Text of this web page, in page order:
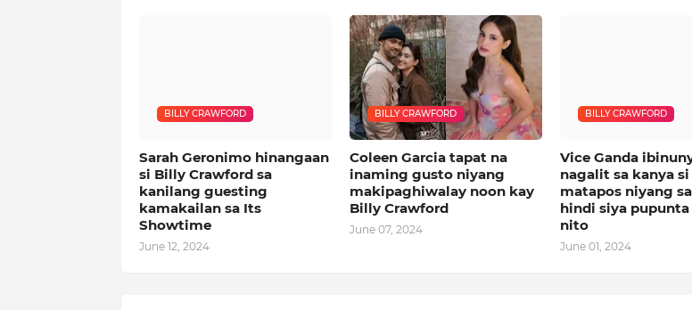
BILLY CRAWFORD
Sarah Geronimo hinangaan
si Billy Crawford sa
kanilang guesting
kamakailan sa Its
Showtime
June 12, 2024
BILLY CRAWFORD
Coleen Garcia tapat na
inaming gusto niyang
makipaghiwalay noon kay
Billy Crawford
June 07, 2024
BILLY CRAWFORD
Vice Ganda
nagalit sa kanya
matapos niyang
hindi siya pupunta
nito
June 01, 2024